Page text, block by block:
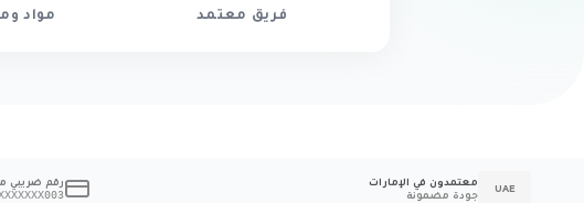
فريق معتمد مواد
UAE
معتمدون في الإمارات
جودة مضمونة
رقم ضريبي